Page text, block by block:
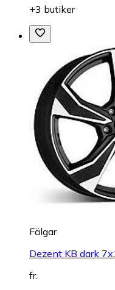
+3 butiker
Fälgar
Dezent KB dark
fr.